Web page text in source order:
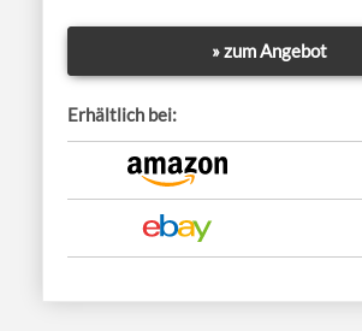
» zum Angebot
Erhältlich bei: